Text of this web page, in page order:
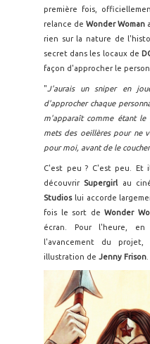
première fois,
relance deWonder Woman
rien sur la nature de
secret dans les locaux de
façon d'approcher le
" J'aurais un sniper en
d'approcher chaque
m'apparaît comme étant
mets des oeillères pour ne
pour moi, avant de le
C'est peu ? C'est peu. Et
découvrir Supergirl au
Studios lui accorde
fois le sort deWonder
écran. Pour l'heure,
l'avancement du
illustration de Jenny Frison